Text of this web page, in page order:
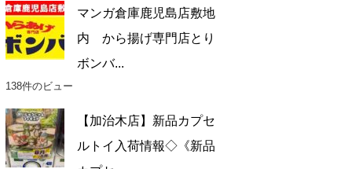
マンガ倉庫鹿児島店敷地
内 から揚げ専門店とり
ボンバ...
138件のビュー
【加治木店】新品カプセ
ルトイ入荷情報◇《新品